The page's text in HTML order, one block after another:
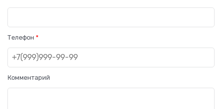
Телефон
Комментарий